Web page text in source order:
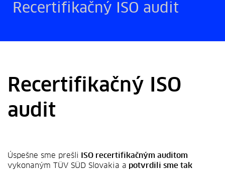
Recertifikačný ISO audit
Recertifikačný ISO
audit
Úspešne sme prešli
ISO recertifikačným auditom
vykonaným TÜV SÜD Slovakia a potvrdili sme tak